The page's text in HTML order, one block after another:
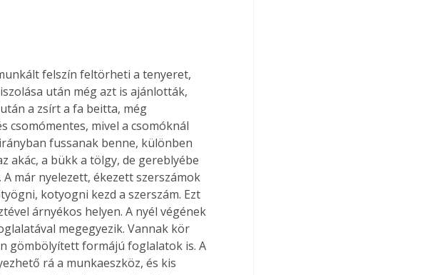
felszín feltörheti a tenyeret,
után még azt is ajánlották,
a zsírt a fa beitta, még
csomómentes, mivel a csomóknál
fussanak benne, különben
akác, a bükk a tölgy, de gereblyébe
már nyelezett, ékezett szerszámok
kotyogni kezd a szerszám. Ezt
árnyékos helyen. A nyél végének
megegyezik. Vannak kör
gömbölyített formájú foglalatok is. A
rá a munkaeszköz, és kis